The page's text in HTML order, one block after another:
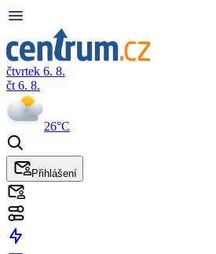
čtvrtek 6. 8.
čt 6. 8.
26°C
Přihlášení